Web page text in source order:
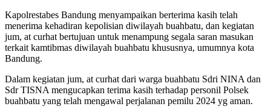
Kapolrestabes Bandung menyampaikan berterima kasih telah
menerima kehadiran kepolisian diwilayah buahbatu, dan kegiatan
jum, at curhat bertujuan untuk menampung segala saran masukan
terkait kamtibmas diwilayah buahbatu khususnya, umumnya kota
Bandung.
Dalam kegiatan jum, at curhat dari warga buahbatu Sdri NINA dan
Sdr TISNA mengucapkan terima kasih terhadap personil Polsek
buahbatu yang telah mengawal perjalanan pemilu 2024 yg aman.